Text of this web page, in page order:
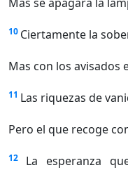
10 Ciertamente la
Mas con los avisados
11 Las riquezas de
Pero el que recoge
12
La esperanza